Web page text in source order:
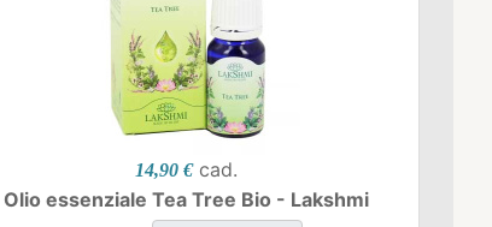
14,90 € cad.
Olio essenziale Tea Tree Bio - Lakshmi